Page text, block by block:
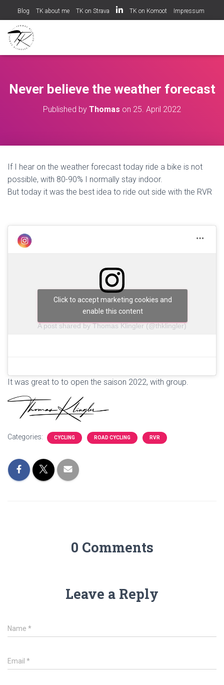
Blog TK about me TK on Strava TK on Komoot Impressum
Never believe the weather forecast
Published by Thomas on 25. April 2022
If I hear on the weather forecast today ride a bike is not
possible, with 80-90% I normally stay indoor.
But today it was the best idea to ride out side with the RVR
A post shared by Thomas Klingler (@thklingler)
Click to accept marketing cookies and
enable this content
It was great to to open the saison 2022, with group.
Categories: CYCLING ROAD CYCLING RVR
0 Comments
Leave a Reply
Name *
Email *